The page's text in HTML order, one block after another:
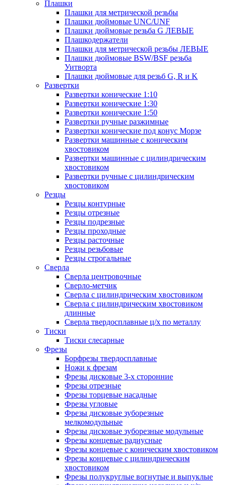
Плашки
Плашки для метрической резьбы
Плашки дюймовые UNC/UNF
Плашки дюймовые резьба G ЛЕВЫЕ
Плашкодержатели
Плашки для метрической резьбы ЛЕВЫЕ
Плашки дюймовые BSW/BSF резьба
Уитворта
Плашки дюймовые для резьб G, R и K
Развертки
Развертки конические 1:10
Развертки конические 1:30
Развертки конические 1:50
Развертки ручные разжимные
Развертки конические под конус Морзе
Развертки машинные с коническим
хвостовиком
Развертки машинные с цилиндрическим
хвостовиком
Развертки ручные с цилиндрическим
хвостовиком
Резцы
Резцы контурные
Резцы отрезные
Резцы подрезные
Резцы проходные
Резцы расточные
Резцы резьбовые
Резцы строгальные
Сверла
Сверла центровочные
Сверло-метчик
Сверла с цилиндрическим хвостовиком
Сверла с цилиндрическим хвостовиком
длинные
Сверла твердосплавные ц/х по металлу
Тиски
Тиски слесарные
Фрезы
Борфрезы твердосплавные
Ножи к фрезам
Фрезы дисковые 3-х сторонние
Фрезы отрезные
Фрезы торцевые насадные
Фрезы угловые
Фрезы дисковые зуборезные
мелкомодульные
Фрезы дисковые зуборезные модульные
Фрезы концевые радиусные
Фрезы концевые с коническим хвостовиком
Фрезы концевые с цилиндрическим
хвостовиком
Фрезы полукруглые вогнутые и выпуклые